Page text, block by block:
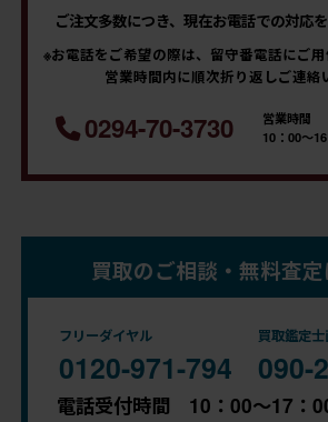
ご注文多数につき、現在お電話での対応
※お電話をご希望の際は、留守番電話にご
営業時間内に順次折り返しご連絡
0294-70-3730
営業時間
10：00～
買取のご相談・無料査
フリーダイヤル
0120-971-794
買取鑑定
090-
電話受付時間 10：00～17：